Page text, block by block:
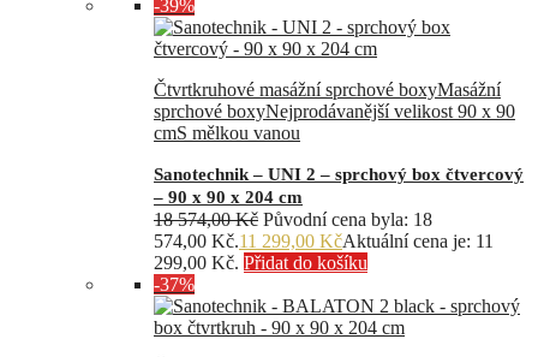
-39%
Čtvrtkruhové masážní sprchové boxyMasážní
sprchové boxyNejprodávanější velikost 90 x 90
cmS mělkou vanou
Sanotechnik – UNI 2 – sprchový box čtvercový
– 90 x 90 x 204 cm
18 574,00Kč Původní cena byla: 18
574,00 Kč.11 299,00 KčAktuální cena je: 11
299,00 Kč. Přidat do košíku
-37%